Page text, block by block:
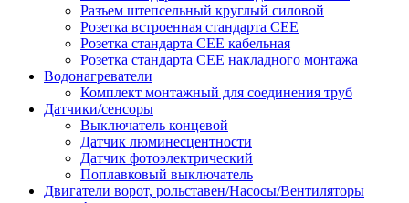
Разъем штепсельный круглый силовой
Розетка встроенная стандарта CEE
Розетка стандарта СЕЕ кабельная
Розетка стандарта СЕЕ накладного монтажа
Водонагреватели
Комплект монтажный для соединения труб
Датчики/сенсоры
Выключатель концевой
Датчик люминесцентности
Датчик фотоэлектрический
Поплавковый выключатель
Двигатели ворот, рольставен/Насосы/Вентиляторы